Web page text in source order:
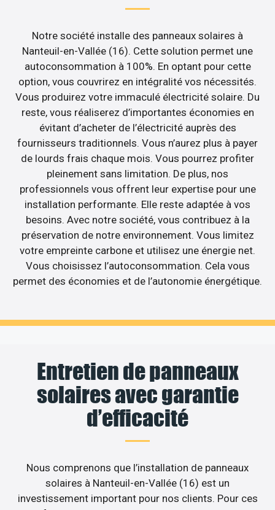
Notre société installe des panneaux solaires à
Nanteuil-en-Vallée (16). Cette solution permet une
autoconsommation à 100%. En optant pour cette
option, vous couvrirez en intégralité vos nécessités.
Vous produirez votre immaculé électricité solaire. Du
reste, vous réaliserez d’importantes économies en
évitant d’acheter de l’électricité auprès des
fournisseurs traditionnels. Vous n’aurez plus à payer
de lourds frais chaque mois. Vous pourrez profiter
pleinement sans limitation. De plus, nos
professionnels vous offrent leur expertise pour une
installation performante. Elle reste adaptée à vos
besoins. Avec notre société, vous contribuez à la
préservation de notre environnement. Vous limitez
votre empreinte carbone et utilisez une énergie net.
Vous choisissez l’autoconsommation. Cela vous
permet des économies et de l’autonomie énergétique.
Entretien de panneaux
solaires avec garantie
d’efficacité
Nous comprenons que l’installation de panneaux
solaires à Nanteuil-en-Vallée (16) est un
investissement important pour nos clients. Pour ces